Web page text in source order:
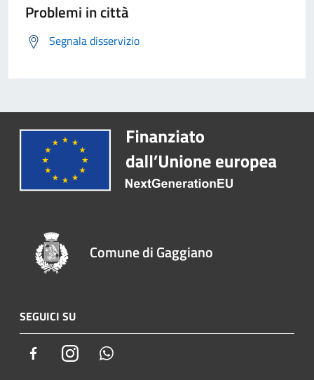
Problemi in città
Segnala disservizio
Comune di Gaggiano
SEGUICI SU
FacebookInstagram